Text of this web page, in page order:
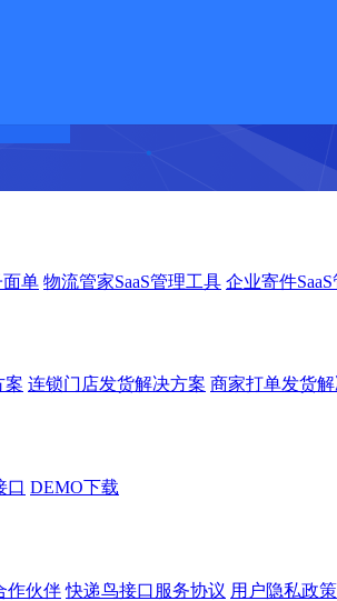
面单 物流管家SaaS管理工具 企业寄件
案 连锁门店发货解决方案 商家打单发货
口 DEMO下载
作伙伴 快递鸟接口服务协议 用户隐私政策